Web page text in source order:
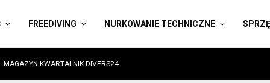
FREEDIVING NURKOWANIE TECHNICZNE
MAGAZYN KWARTALNIK DIVERS24